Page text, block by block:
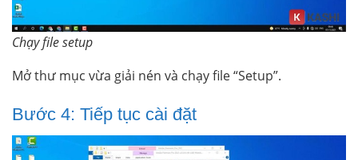
Chạy file setup
Mở thư mục vừa giải nén và chạy file “Setup”.
Bước 4: Tiếp tục cài đặt